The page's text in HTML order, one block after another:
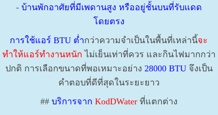
- บ้านพักอาศัยที่มีเพดานสูง หรืออยู่ชั้นบนที่รับแดด
โดยตรง
การใช้แอร์ BTU ต่ำกว่าความจำเป็นในพื้นที่เหล่านี้จะ
ทำให้แอร์ทำงานหนัก ไม่เย็นเท่าที่ควร และกินไฟมากกว่า
ปกติ การเลือกขนาดที่พอเหมาะอย่าง 28000 BTUจึงเป็น
คำตอบที่ดีที่สุดในระยะยาว
## บริการจาก KodDWaterที่แตกต่าง